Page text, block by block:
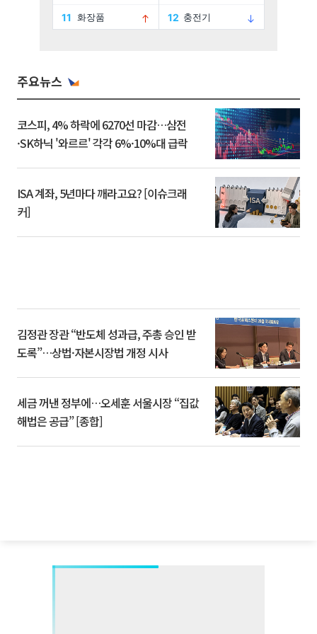
주요뉴스
코스피, 4% 하락에 6270선 마감…삼전
·SK하닉 '와르르' 각각 6%·10%대 급락
ISA 계좌, 5년마다 깨라고요? [이슈크래
커]
김정관 장관 “반도체 성과급, 주총 승인 받
도록”…상법·자본시장법 개정 시사
세금 꺼낸 정부에…오세훈 서울시장 “집값
해법은 공급” [종합]